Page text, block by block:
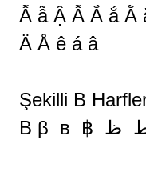
Ẫ ẫ Ậ Ẫ Ắ ắ Ằ
Ä Å ê á â
Şekilli B